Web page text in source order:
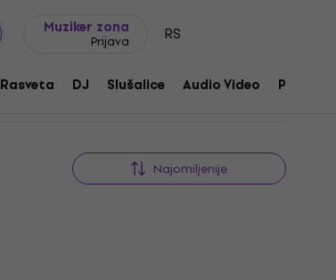
Muziker zona
Prijava RS
Rasveta DJ Slušalice Audio Video Pribor
Najomiljenije